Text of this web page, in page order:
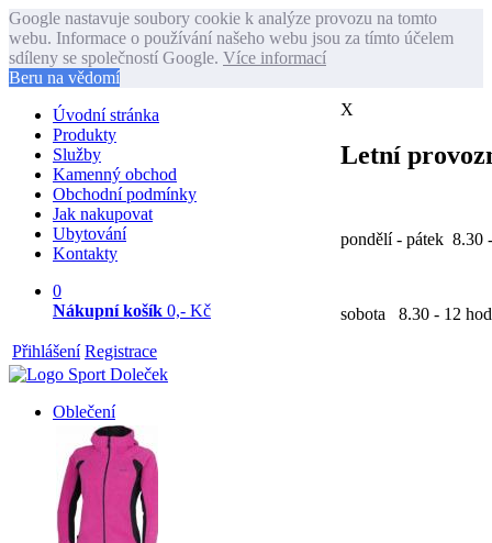
Google nastavuje soubory cookie k analýze provozu na tomto
webu. Informace o používání našeho webu jsou za tímto účelem
sdíleny se společností Google. Více informací
Beru na vědomí
X
Letní
pondělí - pátek 8.30
sobota 8.30 - 12 hod
Úvodní stránka
Produkty
Služby
Kamenný obchod
Obchodní podmínky
Jak nakupovat
Ubytování
Kontakty
0
Nákupní košík 0,- Kč
Přihlášení Registrace
Oblečení